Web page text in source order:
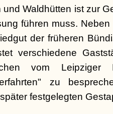
Waldhütten ist zur
führen muss.
der früheren
verschiedene
vom
zu
festgelegten